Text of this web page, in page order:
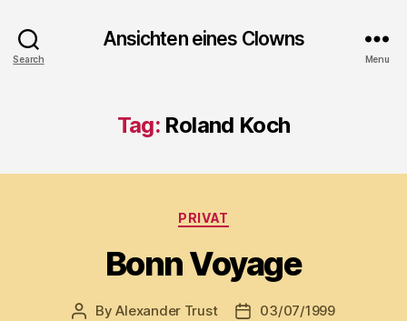
Search
Ansichten eines Clowns
Menu
Tag: Roland Koch
Categories
PRIVAT
Bonn Voyage
PostByAlexander Trust
Post03/07/1999